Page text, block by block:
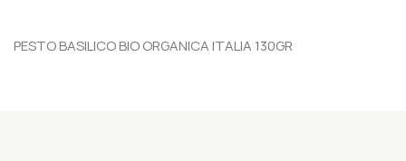
PESTO BASILICO BIO ORGANICA ITALIA 130GR